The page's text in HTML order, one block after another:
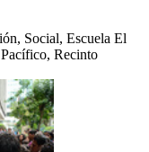
Social, Escuela El
Recinto